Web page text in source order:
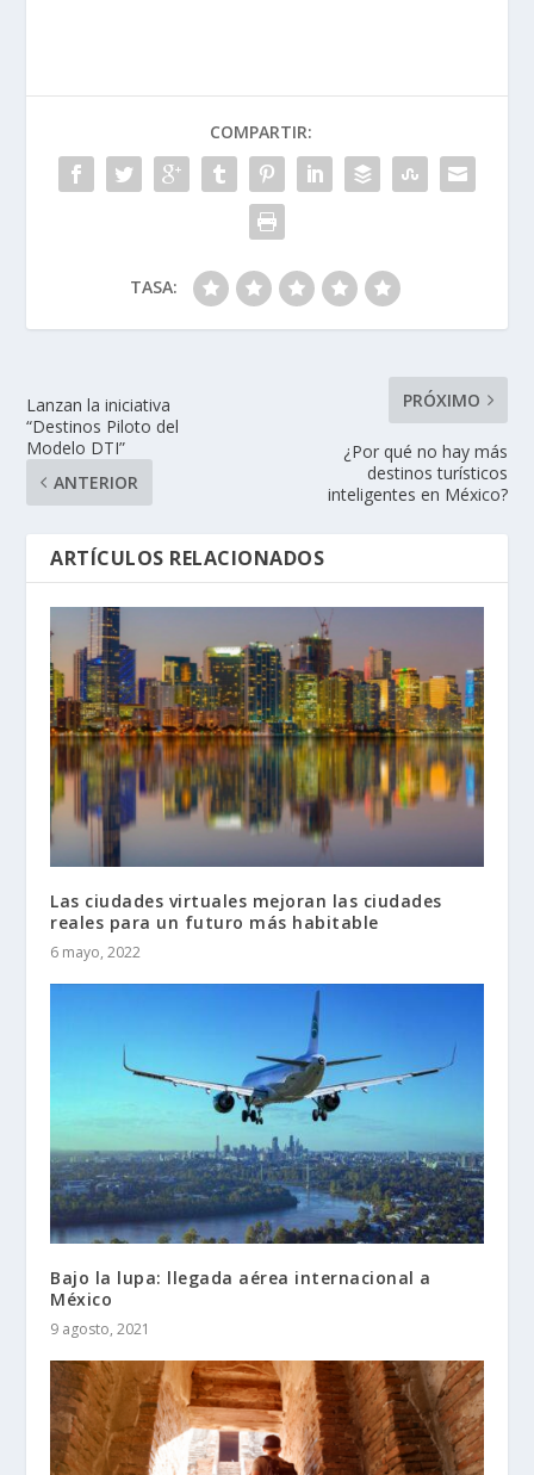
COMPARTIR:
TASA:
Lanzan la iniciativa
“Destinos Piloto del
Modelo DTI”
ANTERIOR
PRÓXIMO
¿Por qué no hay más
destinos turísticos
inteligentes en México?
ARTÍCULOS RELACIONADOS
Las ciudades virtuales mejoran las ciudades
reales para un futuro más habitable
6 mayo, 2022
Bajo la lupa: llegada aérea internacional a
México
9 agosto, 2021